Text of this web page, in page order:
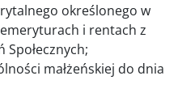
określonego w
i rentach z
Społecznych;
małżeńskiej do dnia